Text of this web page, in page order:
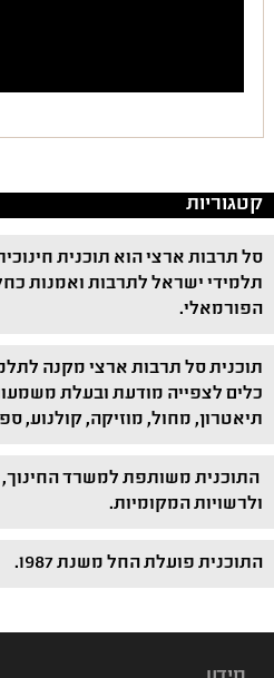
קטגוריות
סל תרבות ארצי הוא תוכנית
תלמידי ישראל לתרבות ואמנות
הפורמאלי.
תוכנית סל תרבות ארצי מקנה
כלים לצפייה מודעת ובעלת
תיאטרון, מחול, מוזיקה, קולנוע,
התוכנית משותפת למשרד
ולרשויות המקומיות.
התוכנית פועלת החל משנת 1987.